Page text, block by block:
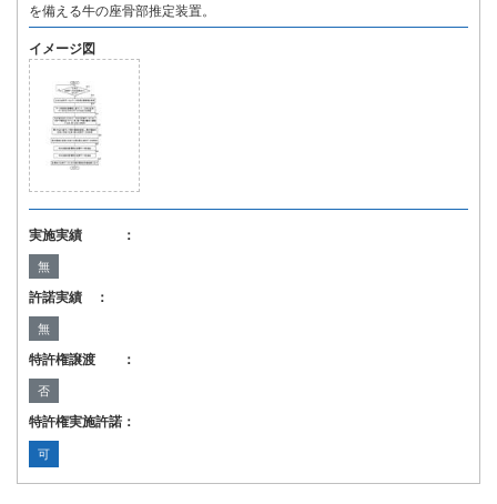
を備える牛の座骨部推定装置。
イメージ図
実施実績 ：
無
許諾実績 ：
無
特許権譲渡 ：
否
特許権実施許諾：
可